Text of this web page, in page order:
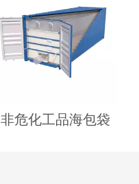
非危化工品海包袋